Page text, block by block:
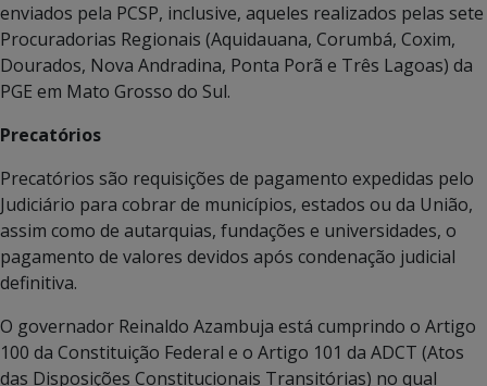
enviados pela PCSP, inclusive, aqueles realizados pelas sete
Procuradorias Regionais (Aquidauana, Corumbá, Coxim,
Dourados, Nova Andradina, Ponta Porã e Três Lagoas) da
PGE em Mato Grosso do Sul.
Precatórios
Precatórios são requisições de pagamento expedidas pelo
Judiciário para cobrar de municípios, estados ou da União,
assim como de autarquias, fundações e universidades, o
pagamento de valores devidos após condenação judicial
definitiva.
O governador Reinaldo Azambuja está cumprindo o Artigo
100 da Constituição Federal e o Artigo 101 da ADCT (Atos
das Disposições Constitucionais Transitórias) no qual